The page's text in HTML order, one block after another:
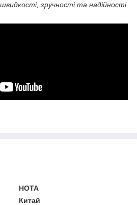
зручності та надійності
HOTA
Китай